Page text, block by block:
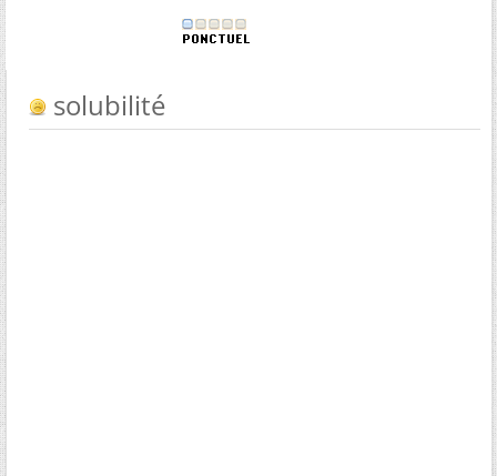
solubilité